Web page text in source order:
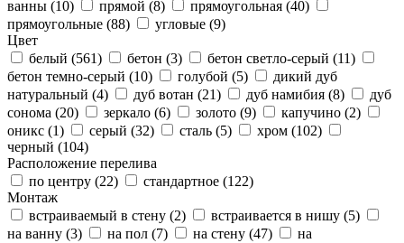
ванны (10) прямой (8) прямоугольная (40)
прямоугольные (88) угловые (9)
Цвет
белый (561) бетон (3) бетон светло-серый (11)
бетон темно-серый (10) голубой (5)
дикий дуб
натуральный (4) дуб вотан (21) дуб намибия (8)
дуб
сонома (20) зеркало (6) золото (9) капучино (2)
оникс (1) серый (32) сталь (5) хром (102)
черный (104)
Расположение перелива
по центру (22) стандартное (122)
Монтаж
встраиваемый в стену (2) встраивается в нишу (5)
на ванну (3) на пол (7) на стену (47)
на